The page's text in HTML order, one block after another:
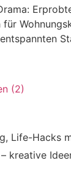
, Life-Hacks
kreative